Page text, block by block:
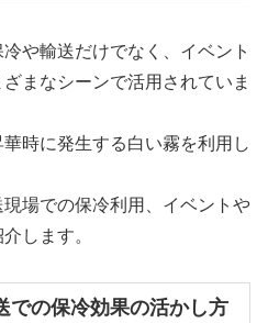
や輸送だけでなく、イベント
まなシーンで活用されていま
時に発生する白い霧を利用し
場での保冷利用、イベントや
します。
での保冷効果の活かし方